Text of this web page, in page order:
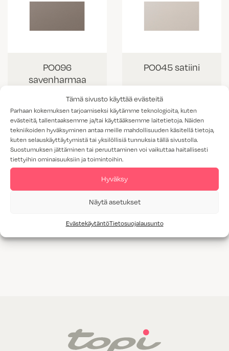
Tämä sivusto käyttää evästeitä
Parhaan kokemuksen tarjoamiseksi käytämme teknologioita, kuten
evästeitä, tallentaaksemme ja/tai käyttääksemme laitetietoja. Näiden
tekniikoiden hyväksyminen antaa meille mahdollisuuden käsitellä tietoja,
kuten selauskäyttäytymistä tai yksilöllisiä tunnuksia tällä sivustolla.
Suostumuksen jättäminen tai peruuttaminen voi vaikuttaa haitallisesti
tiettyihin ominaisuuksiin ja toimintoihin.
Hyväksy
Näytä asetukset
EvästekäytäntöTietosuojalausunto
PO096
savenharmaa
PO045 satiini
pähkinä
tammi